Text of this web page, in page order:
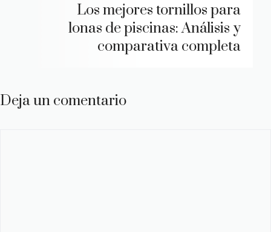
Los mejores tornillos para
lonas de piscinas: Análisis y
comparativa completa
Deja un comentario